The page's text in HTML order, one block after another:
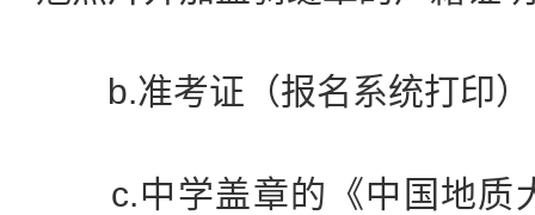
b.准考证（报名系统打印
c.中学盖章的《中国地质